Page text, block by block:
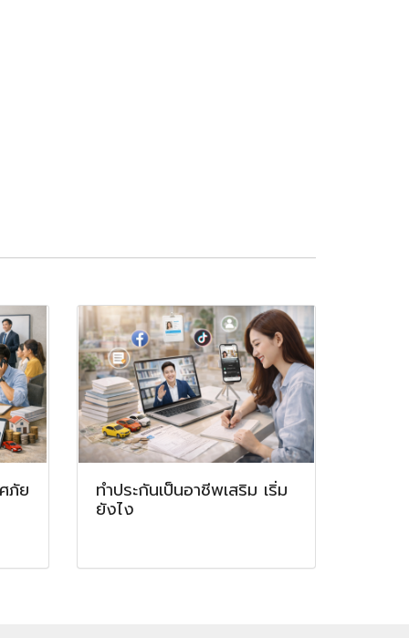
ภัย ทำประกันเป็นอาชีพเสริม เริ่ม
ยังไง